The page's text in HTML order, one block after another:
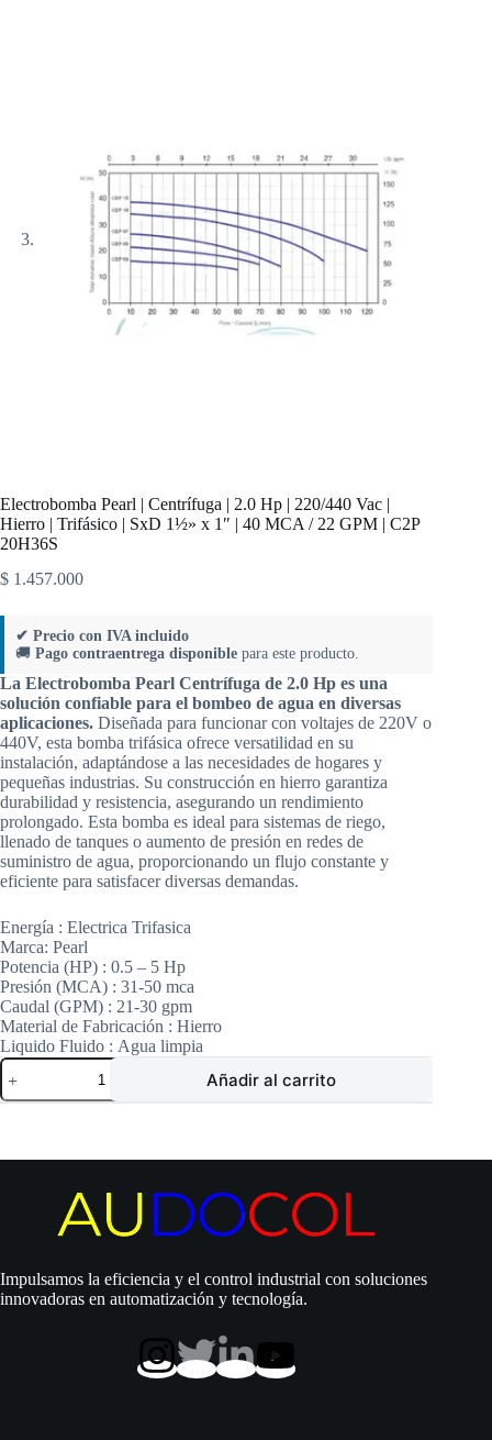
Electrobomba Pearl | Centrífuga | 2.0 Hp | 220/440 Vac |
Hierro | Trifásico | SxD 1½» x 1″ | 40 MCA / 22 GPM | C2P
20H36S
$ 1.457.000
✔ Precio con IVA incluido
🚚 Pago contraentrega disponible para este producto.
La Electrobomba Pearl Centrífuga de 2.0 Hp es una
solución confiable para el bombeo de agua en diversas
aplicaciones. Diseñada para funcionar con voltajes de 220V o
440V, esta bomba trifásica ofrece versatilidad en su
instalación, adaptándose a las necesidades de hogares y
pequeñas industrias. Su construcción en hierro garantiza
durabilidad y resistencia, asegurando un rendimiento
prolongado. Esta bomba es ideal para sistemas de riego,
llenado de tanques o aumento de presión en redes de
suministro de agua, proporcionando un flujo constante y
eficiente para satisfacer diversas demandas.
Energía : Electrica Trifasica
Marca: Pearl
Potencia (HP) : 0.5 – 5 Hp
Presión (MCA) : 31-50 mca
Caudal (GPM) : 21-30 gpm
Material de Fabricación : Hierro
Liquido Fluido : Agua limpia
Electrobomba
Pearl
|
2.0
Hierro
|
Trifásico
Añadir al carrito
Impulsamos la eficiencia y el control industrial con soluciones
innovadoras en automatización y tecnología.